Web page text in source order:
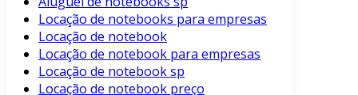
Locação de notebooks para empresas
Locação de notebook
Locação de notebook para empresas
Locação de notebook sp
Locação de notebook preço